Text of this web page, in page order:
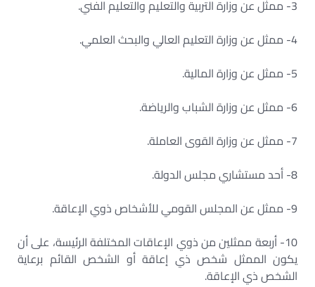
3- ممثل عن وزارة التربية والتعليم والتعليم الفني.
4- ممثل عن وزارة التعليم العالي والبحث العلمي.
5- ممثل عن وزارة المالية.
6- ممثل عن وزارة الشباب والرياضة.
7- ممثل عن وزارة القوى العاملة.
8- أحد مستشاري مجلس الدولة.
9- ممثل عن المجلس القومي للأشخاص ذوي الإعاقة.
10- أربعة ممثلين من ذوي الإعاقات المختلفة الرئيسة، على أن
يكون الممثل شخص ذي إعاقة أو الشخص القائم برعاية
الشخص ذي الإعاقة.